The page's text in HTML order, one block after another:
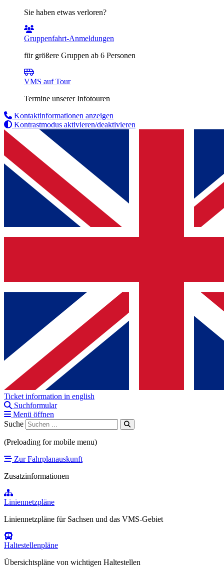
Sie haben etwas verloren?
Gruppenfahrt-Anmeldungen
für größere Gruppen ab 6 Personen
VMS auf Tour
Termine unserer Infotouren
Kontaktinformationen anzeigen
Kontrastmodus aktivieren/deaktivieren
Ticket information in english
Suchformular
Menü öffnen
Suche
(Preloading for mobile menu)
Zur Fahrplanauskunft
Zusatzinformationen
Liniennetzpläne
Liniennetzpläne für Sachsen und das VMS-Gebiet
Haltestellenpläne
Übersichtspläne von wichtigen Haltestellen